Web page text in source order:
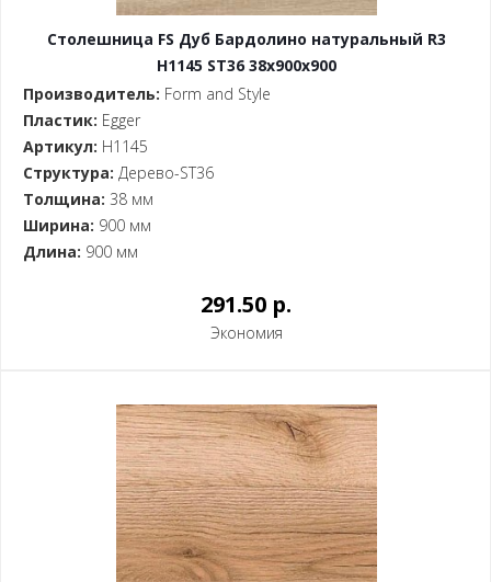
Столешница FS Дуб Бардолино натуральный R3
H1145 ST36 38x900x900
Производитель: Form and Style
Пластик: Egger
Артикул: H1145
Структура: Дерево-ST36
Толщина: 38 мм
Ширина: 900 мм
Длина: 900 мм
291.50 p.
Экономия